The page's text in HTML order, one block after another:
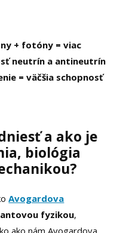
+ fotóny = viac
neutrín a antineutrín
= väčšia schopnosť
a ako je
biológia
Avogardova
fyzikou,